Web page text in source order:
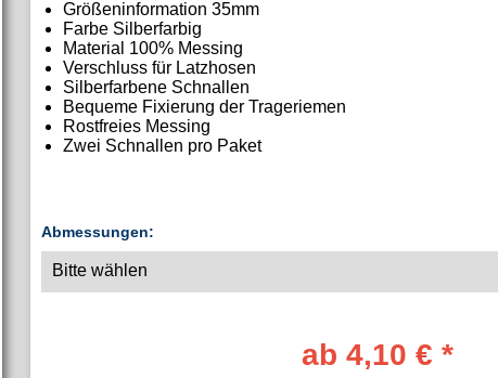
Größeninformation 35mm
Farbe Silberfarbig
Material 100% Messing
Verschluss für Latzhosen
Silberfarbene Schnallen
Bequeme Fixierung der Trageriemen
Rostfreies Messing
Zwei Schnallen pro Paket
Abmessungen:
ab 4,10 € *